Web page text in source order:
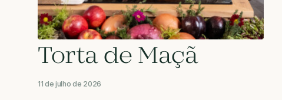
Torta de Maçã
11 de julho de 2026